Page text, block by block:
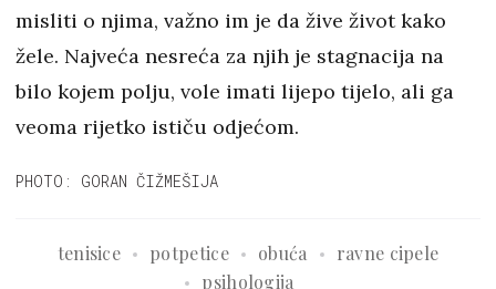
misliti o njima, važno im je da žive život kako
žele. Najveća nesreća za njih je stagnacija na
bilo kojem polju, vole imati lijepo tijelo, ali ga
veoma rijetko ističu odjećom.
PHOTO: GORAN ČIŽMEŠIJA
tenisice potpetice obuća
ravne cipele
psihologija